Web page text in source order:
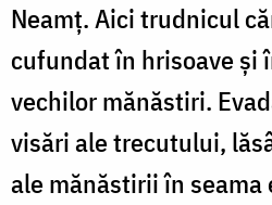
Neamț. Aici trudnicul
cufundat în hrisoave și
vechilor mănăstiri.
visări ale trecutului,
ale mănăstirii în seama